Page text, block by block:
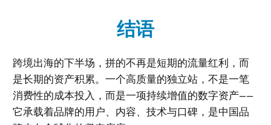
结语
跨境出海的下半场，拼的不再是短期的流量红利，而
是长期的资产积累。一个高质量的独立站，不是一笔
消费性的成本投入，而是一项持续增值的数字资产——
它承载着品牌的用户、内容、技术与口碑，是中国品